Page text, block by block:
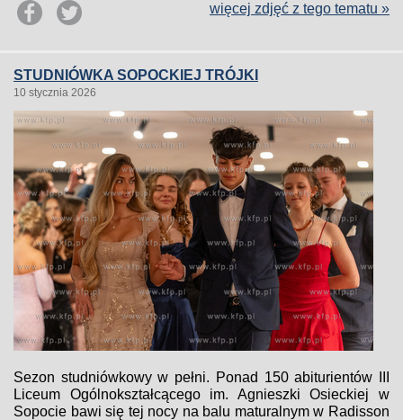
więcej zdjęć z tego tematu »
STUDNIÓWKA SOPOCKIEJ TRÓJKI
10 stycznia 2026
Sezon studniówkowy w pełni. Ponad 150 abiturientów III
Liceum Ogólnokształcącego im. Agnieszki Osieckiej w
Sopocie bawi się tej nocy na balu maturalnym w Radisson